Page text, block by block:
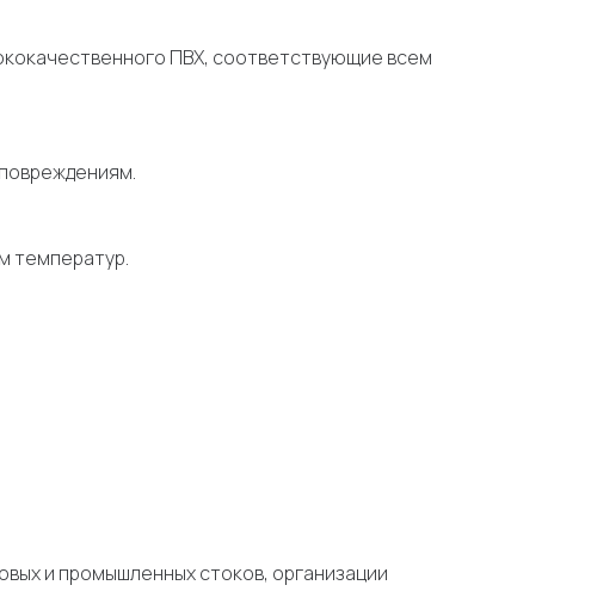
ПВХ, соответствующие всем
температур.
и промышленных стоков, организации